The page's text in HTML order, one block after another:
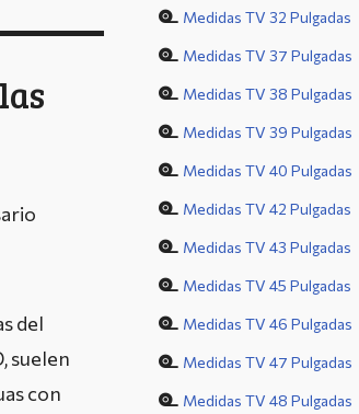
del
suelen
con
Medidas TV 32 Pulgadas
Medidas TV 37 Pulgadas
Medidas TV 38 Pulgadas
Medidas TV 39 Pulgadas
Medidas TV 40 Pulgadas
Medidas TV 42 Pulgadas
Medidas TV 43 Pulgadas
Medidas TV 45 Pulgadas
Medidas TV 46 Pulgadas
Medidas TV 47 Pulgadas
Medidas TV 48 Pulgadas